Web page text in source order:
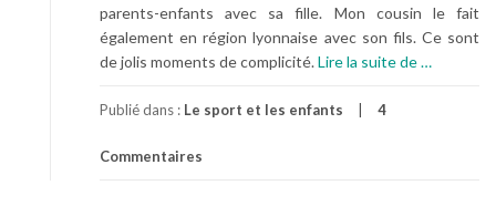
parents-enfants avec sa fille. Mon cousin le fait
également en région lyonnaise avec son fils. Ce sont
de jolis moments de complicité.Lire la suite de…
Publié dans : Le sport et les enfants 4
Commentaires